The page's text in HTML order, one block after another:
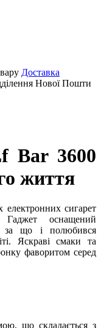
Доставка
Нової Пошти
Bar 3600
життя
сигарет
Гаджет оснащений
за що і полюбився
Яскраві смаки та
фаворитом серед
що складається з